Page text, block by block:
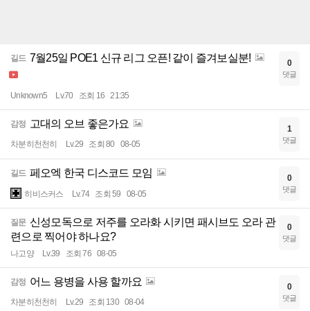
길드 7월25일 POE1 신규 리그 오픈! 같이 즐겨보실분!
Unknown5 Lv.70 조회 16 21:35
0
댓글
감정 고대의 오브 좋은가요
차분히천천히 Lv.29 조회 80 08-05
1
댓글
길드 페오엑 한국 디스코드 모임
히비스커스 Lv.74 조회 59 08-05
0
댓글
질문 신성모독으로 저주를 오라화 시키면 패시브도 오라 관
련으로 찍어야 하나요?
나고양 Lv.39 조회 76 08-05
0
댓글
감정 어느 용병을 사용 할까요
차분히천천히 Lv.29 조회 130 08-04
0
댓글